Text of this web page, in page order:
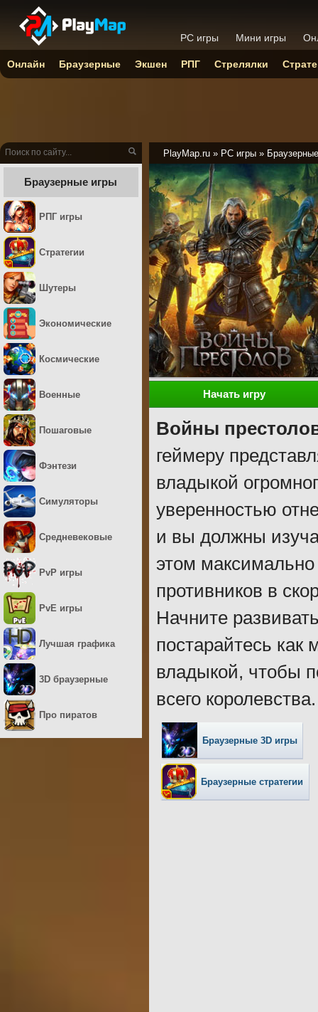
PlayMap.ru » PC игры » Браузерные
Начать игру
Войны
геймеру
владыкой
уверенностью
и вы должны
этом
противников в
Начните
постарайтесь
владыкой, чтобы
всего королевства.
Браузерные 3D игры
Браузерные стратегии
Браузерные игры
РПГ игры
Стратегии
Шутеры
Экономические
Космические
Военные
Пошаговые
Фэнтези
Симуляторы
Средневековые
PvP игры
PvE игры
Лучшая графика
3D браузерные
Про пиратов
PC игры Мини игры
Онлайн Браузерные Экшен РПГ Стрелялки